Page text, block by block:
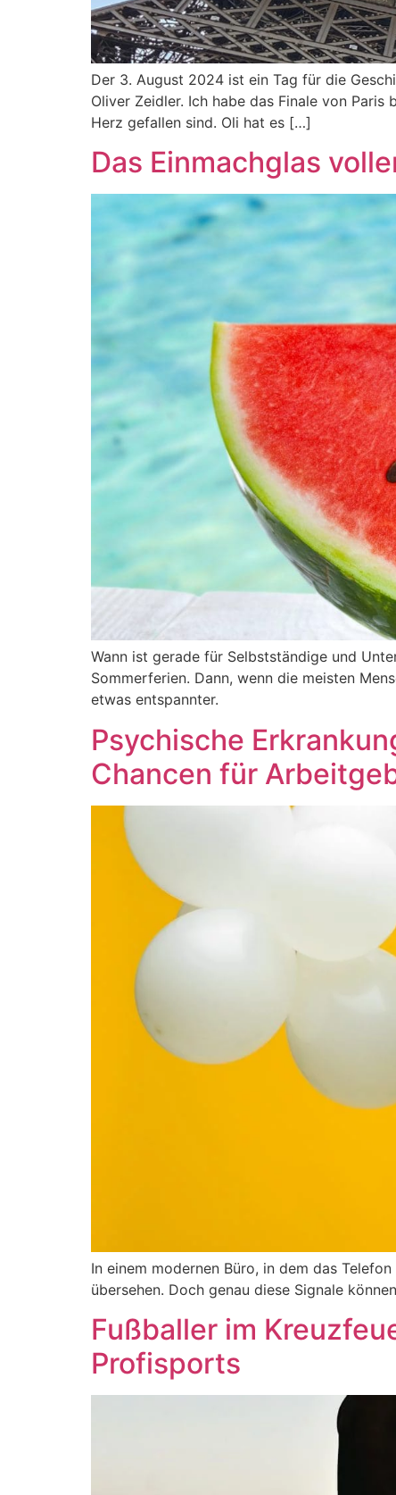
Der 3. August 2024 ist ein Tag für die
Oliver Zeidler. Ich habe das Finale von
Herz gefallen sind. Oli hat es […]
Das Einmachglas
Wann ist gerade für Selbstständige und
Sommerferien. Dann, wenn die meisten
etwas entspannter.
Psychische
Chancen für
In einem modernen Büro, in dem das
übersehen. Doch genau diese Signale
Fußballer im
Profisports